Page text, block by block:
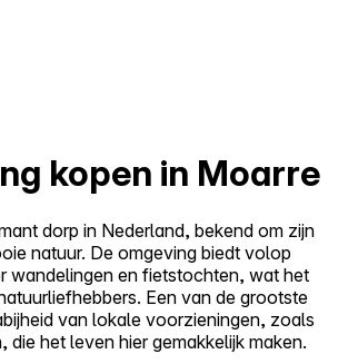
kopen in Moarre
dorp in Nederland, bekend om zijn
natuur. De omgeving biedt volop
wandelingen en fietstochten, wat het
Een van de grootste
van lokale voorzieningen, zoals
die het leven hier gemakkelijk maken.